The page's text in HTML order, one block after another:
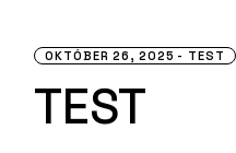
OKTÓBER 26, 2025 TEST
TEST